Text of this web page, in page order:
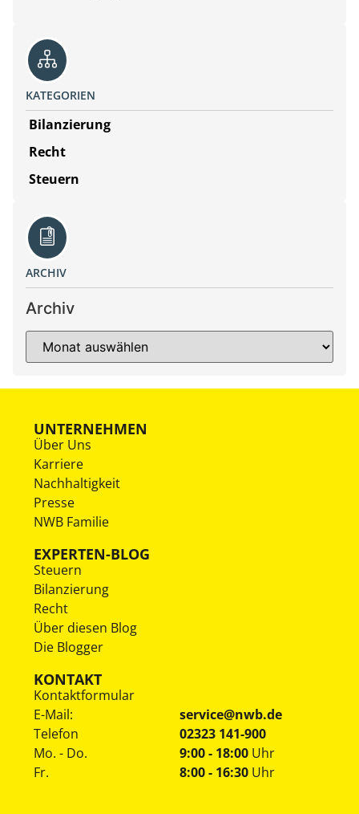
KATEGORIEN
Bilanzierung
Recht
Steuern
ARCHIV
Archiv
UNTERNEHMEN
Über Uns
Karriere
Nachhaltigkeit
Presse
NWB Familie
EXPERTEN-BLOG
Steuern
Bilanzierung
Recht
Über diesen Blog
Die Blogger
KONTAKT
Kontaktformular
E-Mail:
service@nwb.de
Telefon
02323 141-900
Mo. - Do.
Fr.
9:00 - 18:00 Uhr
8:00 - 16:30 Uhr